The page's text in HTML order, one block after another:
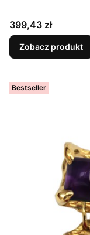
Cena
399,43 zł
Zobacz produkt
Bestseller